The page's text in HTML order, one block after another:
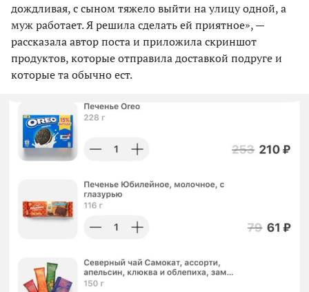
дождливая, с сыном тяжело выйти на улицу одной, а
муж работает. Я решила сделать ей приятное», —
рассказала автор поста и приложила скриншот
продуктов, которые отправила доставкой подруге и
которые та обычно ест.